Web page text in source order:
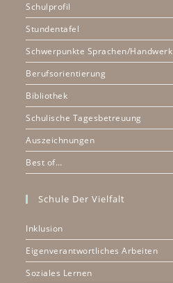
Schulprofil
Stundentafel
Schwerpunkte Sprachen/Handwerk
Berufsorientierung
Bibliothek
Schulische Tagesbetreuung
Auszeichnungen
Best of…
Schule Der Vielfalt
Inklusion
Eigenverantwortliches Arbeiten
Soziales Lernen